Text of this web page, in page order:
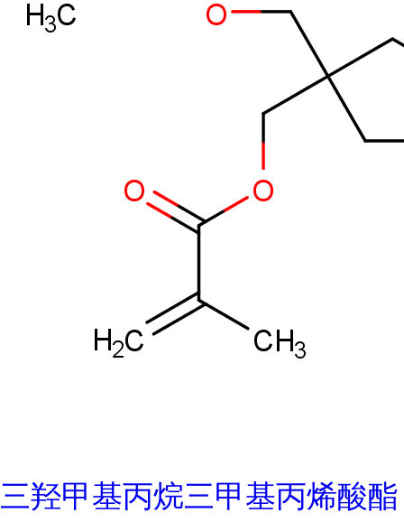
三羟甲基丙烷三甲基丙烯酸酯